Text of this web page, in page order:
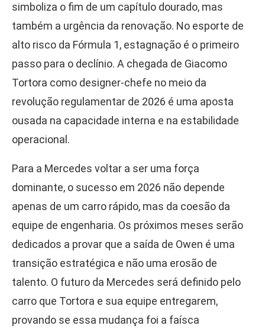
simboliza o fim de um capítulo dourado, mas
também a urgência da renovação. No esporte de
alto risco da Fórmula 1, estagnação é o primeiro
passo para o declínio. A chegada de Giacomo
Tortora como designer-chefe no meio da
revolução regulamentar de 2026 é uma aposta
ousada na capacidade interna e na estabilidade
operacional.
Para a Mercedes voltar a ser uma força
dominante, o sucesso em 2026 não depende
apenas de um carro rápido, mas da coesão da
equipe de engenharia. Os próximos meses serão
dedicados a provar que a saída de Owen é uma
transição estratégica e não uma erosão de
talento. O futuro da Mercedes será definido pelo
carro que Tortora e sua equipe entregarem,
provando se essa mudança foi a faísca